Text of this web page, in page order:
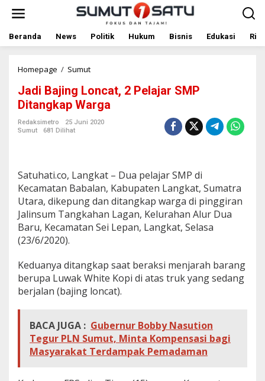
t
Beranda News Politik Hukum Bisnis Edukasi
Homepage / Sumut
d
i
B
a
L
o
n
c
a
t
P
e
l
a
r
S
M
P
i
Jadi Bajing Loncat, 2 Pelajar SMP
Ditangkap Warga
Redaksimetro
25 Juni 2020
Sumut
681 Dilihat
Satuhati.co, Langkat – Dua pelajar SMP di
Kecamatan Babalan, Kabupaten Langkat, Sumatra
Utara, dikepung dan ditangkap warga di pinggiran
Jalinsum Tangkahan Lagan, Kelurahan Alur Dua
Baru, Kecamatan Sei Lepan, Langkat, Selasa
(23/6/2020).
Keduanya ditangkap saat beraksi menjarah barang
berupa Luwak White Kopi di atas truk yang sedang
berjalan (bajing loncat).
BACA JUGA : Gubernur Bobby Nasution
Tegur PLN Sumut, Minta Kompensasi bagi
Masyarakat Terdampak Pemadaman